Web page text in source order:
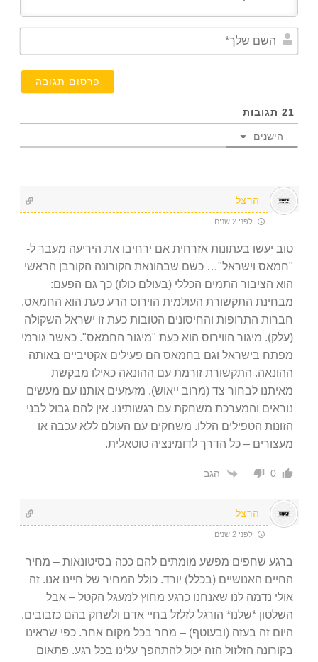
21 תגובות
הישנים
הרצל
לפני 2 שנים
טוב יעשו בעתונות אזרחית אם ירחיבו את היריעה מעבר ל-
"חמאס וישראל"… כשם שבהונאת הקורונה הקורבן הראשי
הוא הציבור התמים הכללי (בעולם כולו) כך גם הפעם:
מבחינת התקשורת העולמית הוירוס הרע כעת הוא החמאס.
חברות התרופות והחיסונים הטובות כעת זו ישראל השקולה
(עלק). מיגור הווירוס הוא כעת "מיגור החמאס". כאשר גורמי
מפתח בישראל וגם בחמאס הם פעילים אקטיביים באותה
ההונאה. התקשורת זורמת עם ההונאה כאילו מבקשת
מאיתנו לבחור צד (מרוב ייאוש). מזעזעים אותנו עם מעשים
נוראים והמערכת משחקת עם רגשותינו. אין להם גבול לבני
הזונות הטפילים הללו. משחקים עם העולם ללא עכבה או
מעצורים – כל הדרך לדומינציה טוטאלית.
0 הגב
הרצל
לפני 2 שנים
ברגע שחפים מפשע מומתים להם ככה בסיטונאות – מחיר
החיים האנושיים (בכלל) יורד. כולל המחיר של חיינו אנו. זה
אולי נדמה לנו שאנחנו כרגע מחוץ למעגל הקטל – אבל
השלטון *שלנו* הורגל לזלזל בחיי אדם ולשחק בהם כזבובים.
היום זה בעזה (ובעוטף) – מחר בכל מקום אחר. כפי שראינו
בקורונה הזלזול הזה יכול להתהפך עלינו בכל רגע. פתאום